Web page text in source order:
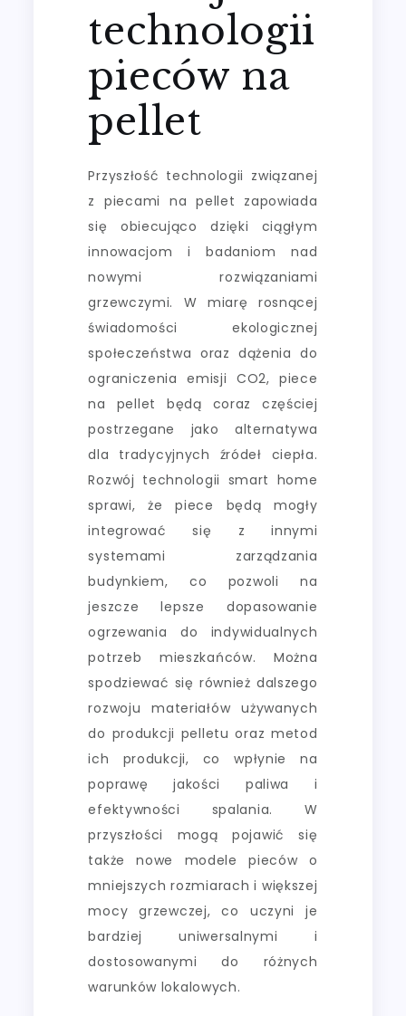
technologii
pieców na
pellet
Przyszłość technologii związanej
z piecami na pellet zapowiada
się obiecująco dzięki ciągłym
innowacjom i badaniom nad
nowymi rozwiązaniami
grzewczymi. W miarę rosnącej
świadomości ekologicznej
społeczeństwa oraz dążenia do
ograniczenia emisji CO2, piece
na pellet będą coraz częściej
postrzegane jako alternatywa
dla tradycyjnych źródeł ciepła.
Rozwój technologii smart home
sprawi, że piece będą mogły
integrować się z innymi
systemami zarządzania
budynkiem, co pozwoli na
jeszcze lepsze dopasowanie
ogrzewania do indywidualnych
potrzeb mieszkańców. Można
spodziewać się również dalszego
rozwoju materiałów używanych
do produkcji pelletu oraz metod
ich produkcji, co wpłynie na
poprawę jakości paliwa i
efektywności spalania. W
przyszłości mogą pojawić się
także nowe modele pieców o
mniejszych rozmiarach i większej
mocy grzewczej, co uczyni je
bardziej uniwersalnymi i
dostosowanymi do różnych
warunków lokalowych.